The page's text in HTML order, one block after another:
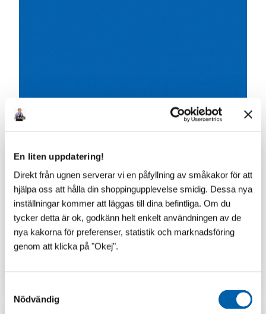
En liten uppdatering!
Direkt från ugnen serverar vi en påfyllning av småkakor för att
hjälpa oss att hålla din shoppingupplevelse smidig. Dessa nya
inställningar kommer att läggas till dina befintliga. Om du
tycker detta är ok, godkänn helt enkelt användningen av de
nya kakorna för preferenser, statistik och marknadsföring
genom att klicka på "Okej".
Nödvändig